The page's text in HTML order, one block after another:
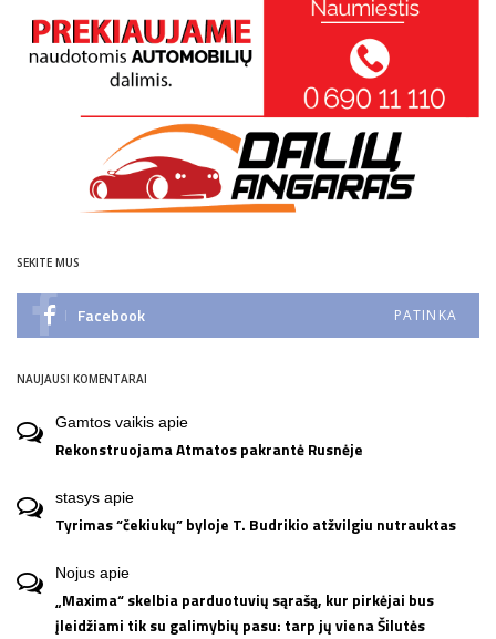
SEKITE MUS
Facebook PATINKA
NAUJAUSI KOMENTARAI
Gamtos vaikis apie
Rekonstruojama Atmatos pakrantė Rusnėje
stasys apie
Tyrimas “čekiukų” byloje T. Budrikio atžvilgiu nutrauktas
Nojus apie
„Maxima“ skelbia parduotuvių sąrašą, kur pirkėjai bus
įleidžiami tik su galimybių pasu: tarp jų viena Šilutės